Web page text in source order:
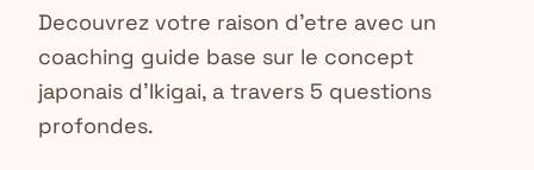
Decouvrez votre raison d'etre avec un
coaching guide base sur le concept
japonais d'Ikigai, a travers 5 questions
profondes.